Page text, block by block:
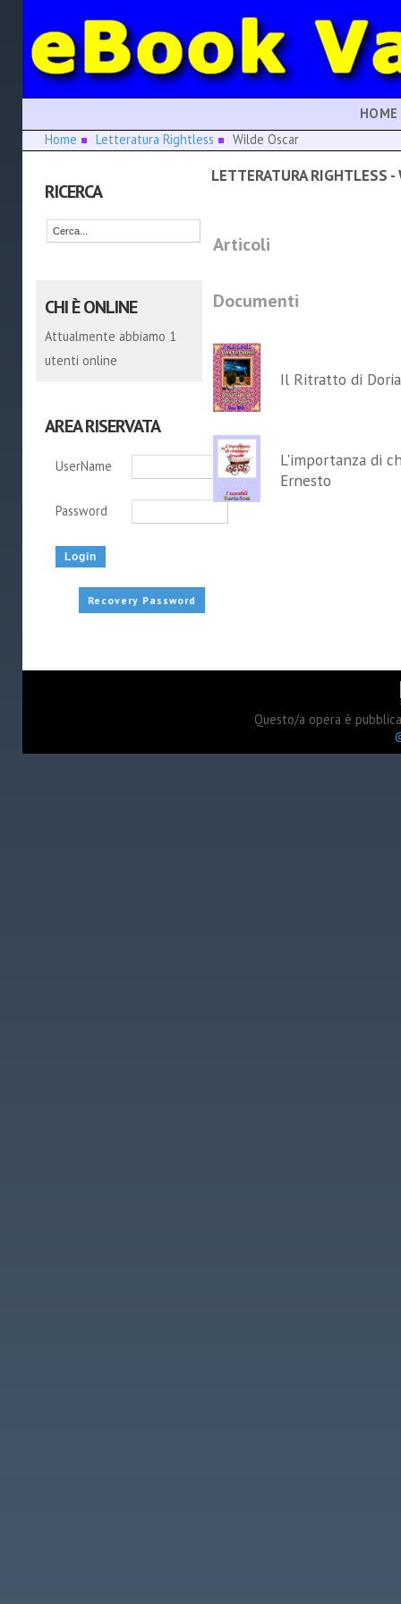
HOME
Home
Letteratura Rightless Wilde Oscar
RICERCA
CHI È ONLINE
Attualmente abbiamo 1
utenti online
AREA RISERVATA
UserName
Password
Recovery Password
LETTERATURA RIGHTLESS -
Articoli
Documenti
Il Ritratto di
L'importanza di
Ernesto
Questo/a opera è